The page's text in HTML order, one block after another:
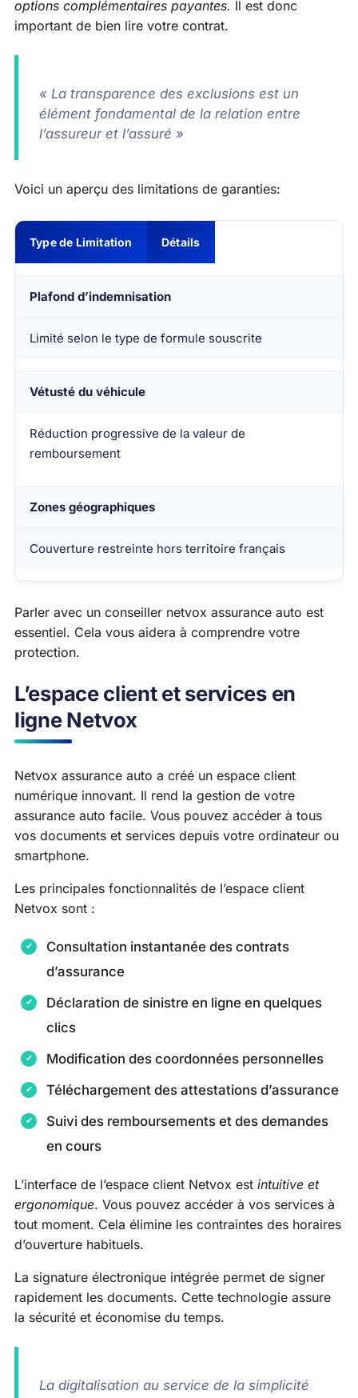
options complémentaires payantes. Il est donc
important de bien lire votre contrat.
« La transparence des exclusions est un
élément fondamental de la relation entre
l’assureur et l’assuré »
Voici un aperçu des limitations de garanties:
Type de Limitation Détails
Plafond d’indemnisation
Limité selon le type de formule souscrite
Vétusté du véhicule
Réduction progressive de la valeur de
remboursement
Zones géographiques
Couverture restreinte hors territoire français
Parler avec un conseiller netvox assurance auto est
essentiel. Cela vous aidera à comprendre votre
protection.
L’espace client et services en
ligne Netvox
Netvox assurance auto a créé un espace client
numérique innovant. Il rend la gestion de votre
assurance auto facile. Vous pouvez accéder à tous
vos documents et services depuis votre ordinateur ou
smartphone.
Les principales fonctionnalités de l’espace client
Netvox sont :
Consultation instantanée des contrats
d’assurance
Déclaration de sinistre en ligne en quelques
clics
Modification des coordonnées personnelles
Téléchargement des attestations d’assurance
Suivi des remboursements et des demandes
en cours
L’interface de l’espace client Netvox est intuitive et
ergonomique. Vous pouvez accéder à vos services à
tout moment. Cela élimine les contraintes des horaires
d’ouverture habituels.
La signature électronique intégrée permet de signer
rapidement les documents. Cette technologie assure
la sécurité et économise du temps.
La digitalisation au service de la simplicité